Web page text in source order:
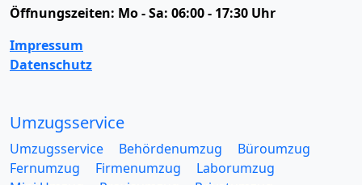
Öffnungszeiten: Mo - Sa: 06:00 - 17:30 Uhr
Impressum
Datenschutz
Umzugsservice
Umzugsservice Behördenumzug
Büroumzug
Fernumzug
Firmenumzug
Laborumzug